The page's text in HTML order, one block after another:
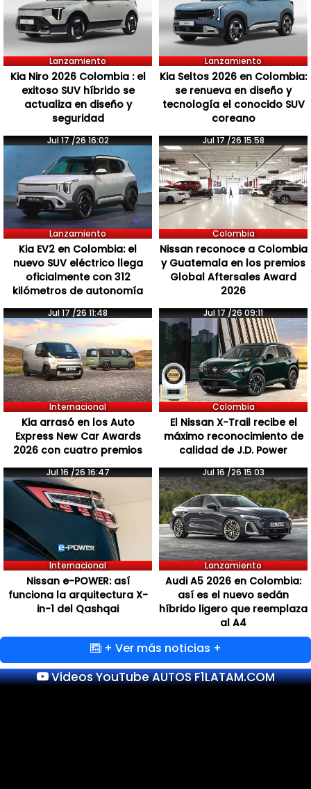
Lanzamiento
Kia Niro 2026 Colombia : el
exitoso SUV híbrido se
actualiza en diseño y
seguridad
Lanzamiento
Kia Seltos 2026 en Colombia:
se renueva en diseño y
tecnología el conocido SUV
coreano
Jul 17 /26 16:02
Lanzamiento
Kia EV2 en Colombia: el
nuevo SUV eléctrico llega
oficialmente con 312
kilómetros de autonomía
Jul 17 /26 15:58
Colombia
Nissan reconoce a Colombia
y Guatemala en los premios
Global Aftersales Award
2026
Jul 17 /26 11:48
Internacional
Kia arrasó en los Auto
Express New Car Awards
2026 con cuatro premios
Jul 17 /26 09:11
Colombia
El Nissan X-Trail recibe el
máximo reconocimiento de
calidad de J.D. Power
Jul 16 /26 16:47
Internacional
Nissan e-POWER: así
funciona la arquitectura X-
in-1 del Qashqai
Jul 16 /26 15:03
Lanzamiento
Audi A5 2026 en Colombia:
así es el nuevo sedán
híbrido ligero que reemplaza
al A4
+ Ver más noticias +
Videos YouTube AUTOS F1LATAM.COM